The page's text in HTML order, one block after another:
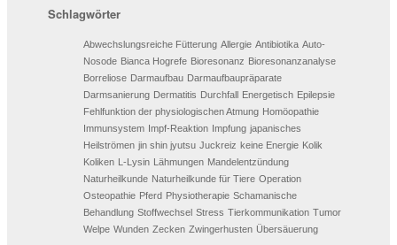
Schlagwörter
Abwechslungsreiche Fütterung Allergie Antibiotika Auto-
Nosode Bianca Hogrefe Bioresonanz Bioresonanzanalyse
Borreliose Darmaufbau Darmaufbaupräparate
Darmsanierung Dermatitis Durchfall Energetisch Epilepsie
Fehlfunktion der physiologischen Atmung Homöopathie
Immunsystem Impf-Reaktion Impfung japanisches
Heilströmen jin shin jyutsu Juckreiz keine Energie Kolik
Koliken L-Lysin Lähmungen Mandelentzündung
Naturheilkunde Naturheilkunde für Tiere Operation
Osteopathie Pferd Physiotherapie Schamanische
Behandlung Stoffwechsel Stress Tierkommunikation Tumor
Welpe Wunden Zecken Zwingerhusten Übersäuerung